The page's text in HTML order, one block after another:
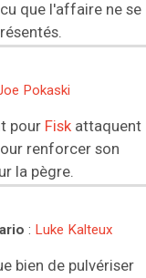
que l'affaire ne se
Pokaski
pour Fisk attaquent
renforcer son
la pègre.
: Luke Kalteux
bien de pulvériser